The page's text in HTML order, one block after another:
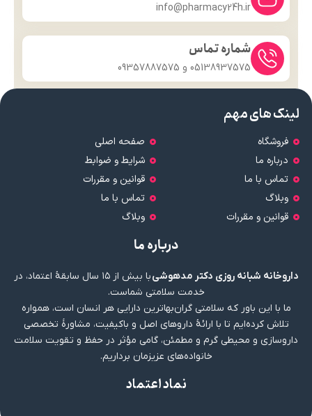
info@pharmacy24h.ir
شماره تماس
05138937575 و 09357887575
لینک های مهم
فروشگاه
درباره ما
تماس با ما
وبلاگ
قوانین و مقررات
صفحه اصلی
شرایط و ضوابط
قوانین و مقررات
تماس با ما
وبلاگ
درباره ما
داروخانه شبانه روزی دکتر مدهوشی
با بیش از ۱۵ سال سابقهٔ اعتماد، در
خدمت سلامتی شماست.
ما با این باور که سلامتی گران‌بهاترین دارایی هر انسان است، همواره
تلاش کرده‌ایم تا با ارائهٔ داروهای اصل و باکیفیت، مشاورهٔ تخصصی
داروسازی و محیطی گرم و مطمئن، گامی مؤثر در حفظ و تقویت سلامت
خانواده‌های عزیزمان برداریم.
نماد اعتماد